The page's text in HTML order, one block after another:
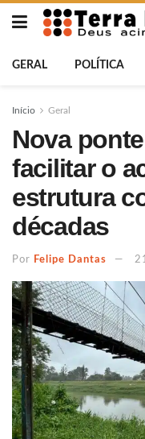
GERAL POLÍTICA
Início Geral
Nova
facilitar o
estrutura
décadas
Por Felipe Dantas